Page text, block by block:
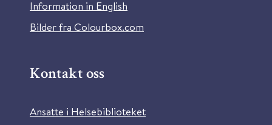
Information in English
Bilder fra Colourbox.com
Kontakt oss
Ansatte i Helsebiblioteket